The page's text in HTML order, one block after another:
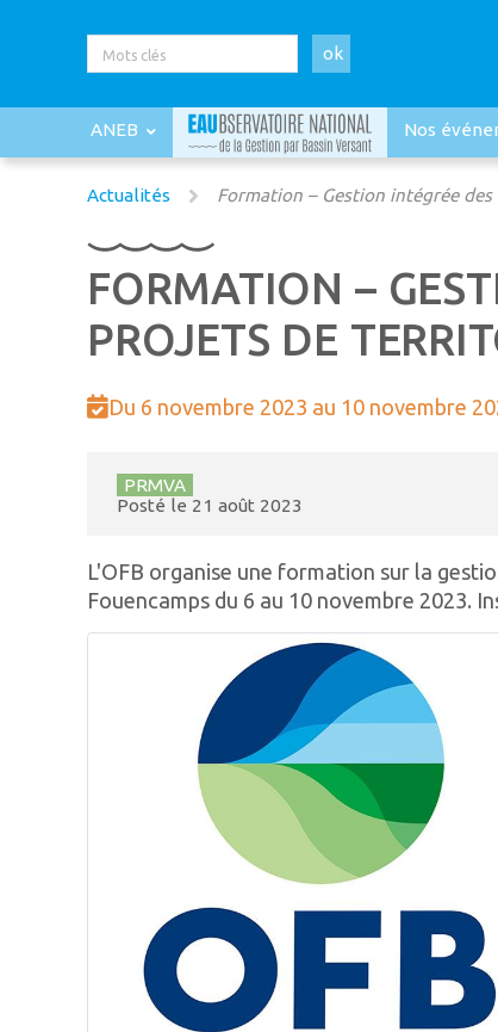
ok
ANEB Nos
Actualités Formation – Gestion intégrée
FORMATION –
PROJETS DE
Du 6 novembre 2023 au 10 novembre
PRMVA
Posté le 21 août 2023
L'OFB organise une formation sur la
Fouencamps du 6 au 10 novembre 2023.